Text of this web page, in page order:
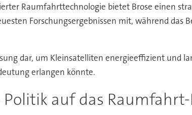
Raumfahrttechnologie bietet Brose einen
Forschungsergebnissen mit, während das
dar, um Kleinsatelliten energieeffizient und
erlangen könnte.
auf das